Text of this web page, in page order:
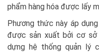
phẩm hàng hóa được lấy
Phương thức này áp
được sản xuất bởi cơ
dựng hệ thống quản lý